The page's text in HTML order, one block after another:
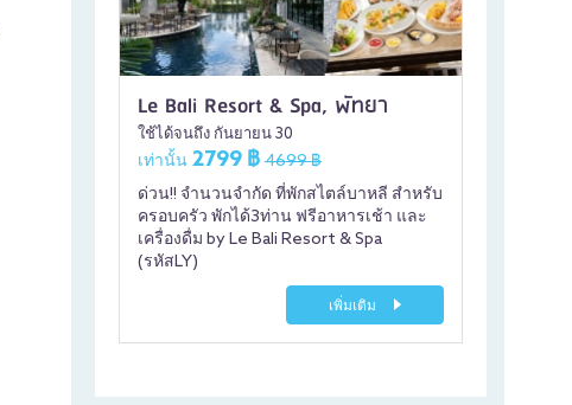
Le Bali Resort & Spa, พัทยา
ใช้ได้จนถึง กันยายน 30
เท่านั้น 2799 ฿ 4699 ฿
ด่วน!! จำนวนจำกัด ที่พักสไตล์บาหลี สำหรับ
ครอบครัว พักได้3ท่าน ฟรีอาหารเช้า และ
เครื่องดื่ม by Le Bali Resort & Spa
(รหัสLY)
เพิ่มเติม